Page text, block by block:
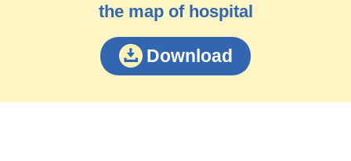
the map of hospital
Download